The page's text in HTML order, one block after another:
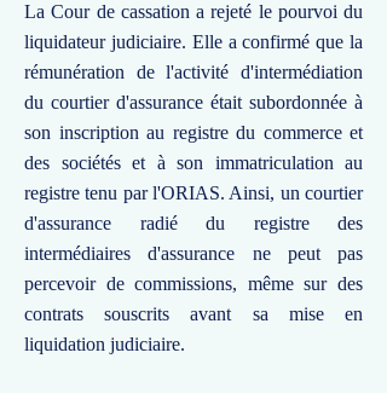
La Cour de cassation a rejeté le pourvoi du
liquidateur judiciaire. Elle a confirmé que la
rémunération de l'activité d'intermédiation
du courtier d'assurance était subordonnée à
son inscription au registre du commerce et
des sociétés et à son immatriculation au
registre tenu par l'ORIAS. Ainsi, un courtier
d'assurance radié du registre des
intermédiaires d'assurance ne peut pas
percevoir de commissions, même sur des
contrats souscrits avant sa mise en
liquidation judiciaire.